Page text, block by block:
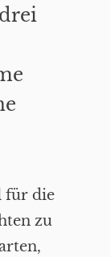
für die
zu